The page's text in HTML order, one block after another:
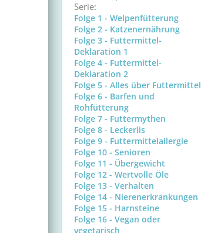
Serie:
Folge 1 - Welpenfütterung
Folge 2 - Katzenernährung
Folge 3 - Futtermittel-
Deklaration 1
Folge 4 - Futtermittel-
Deklaration 2
Folge 5 - Alles über Futtermittel
Folge 6 - Barfen und
Rohfütterung
Folge 7 - Futtermythen
Folge 8 - Leckerlis
Folge 9 - Futtermittelallergie
Folge 10 - Senioren
Folge 11 - Übergewicht
Folge 12 - Wertvolle Öle
Folge 13 - Verhalten
Folge 14 - Nierenerkrankungen
Folge 15 - Harnsteine
Folge 16 - Vegan oder
vegetarisch